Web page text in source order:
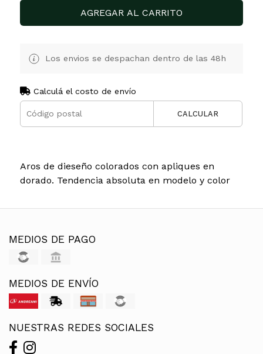
AGREGAR AL CARRITO
Los envios se despachan dentro de las 48h
Calculá el costo de envío
CALCULAR
Aros de dieseño colorados con apliques en
dorado. Tendencia absoluta en modelo y color
MEDIOS DE PAGO
MEDIOS DE ENVÍO
NUESTRAS REDES SOCIALES